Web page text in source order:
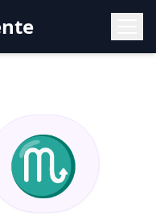
♏